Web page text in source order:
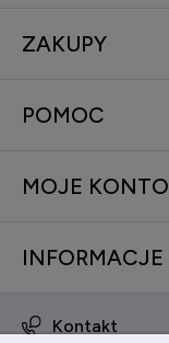
ZAKUPY
POMOC
MOJE KONTO
INFORMACJE
Kontakt